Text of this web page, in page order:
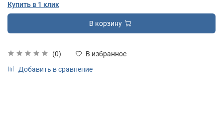
(0)
В избранное
Добавить в сравнение
Купить в 1 клик
В корзину